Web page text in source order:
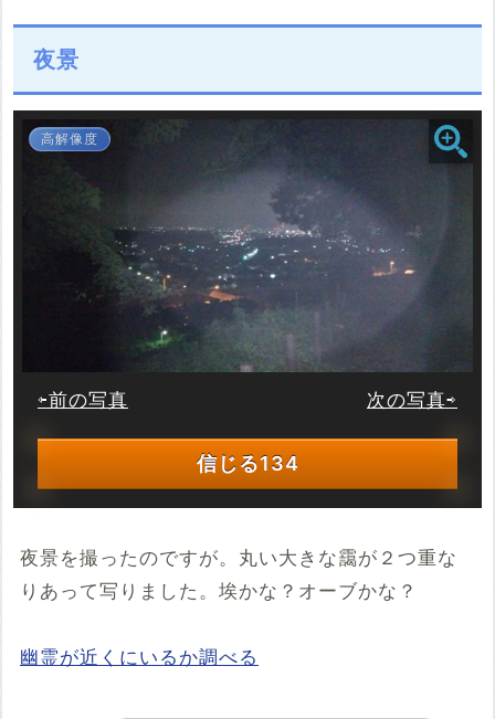
夜景
高解像度
⇦前の写真 次の写真⇨
信じる134
夜景を撮ったのですが。丸い大きな靄が２つ重な
りあって写りました。埃かな？オーブかな？
幽霊が近くにいるか調べる